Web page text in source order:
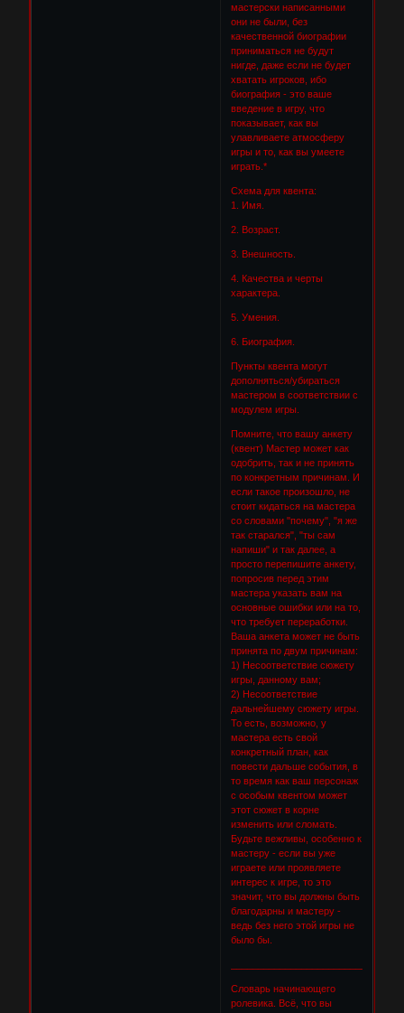
мастерски написанными
они не были, без
качественной биографии
приниматься не будут
нигде, даже если не будет
хватать игроков, ибо
биография - это ваше
введение в игру, что
показывает, как вы
улавливаете атмосферу
игры и то, как вы умеете
играть.*
Схема для квента:
1. Имя.
2. Возраст.
3. Внешность.
4. Качества и черты
характера.
5. Умения.
6. Биография.
Пункты квента могут
дополняться/убираться
мастером в соответствии с
модулем игры.
Помните, что вашу анкету
(квент) Мастер может как
одобрить, так и не принять
по конкретным причинам. И
если такое произошло, не
стоит кидаться на мастера
со словами "почему", "я же
так старался", "ты сам
напиши" и так далее, а
просто перепишите анкету,
попросив перед этим
мастера указать вам на
основные ошибки или на то,
что требует переработки.
Ваша анкета может не быть
принята по двум причинам:
1) Несоответствие сюжету
игры, данному вам;
2) Несоответствие
дальнейшему сюжету игры.
То есть, возможно, у
мастера есть свой
конкретный план, как
повести дальше события, в
то время как ваш персонаж
с особым квентом может
этот сюжет в корне
изменить или сломать.
Будьте вежливы, особенно к
мастеру - если вы уже
играете или проявляете
интерес к игре, то это
значит, что вы должны быть
благодарны и мастеру -
ведь без него этой игры не
было бы.
Словарь начинающего
ролевика. Всё, что вы